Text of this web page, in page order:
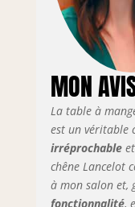
MON
La table à
est un véritable
irréprochableet
chêne Lancelot
à mon salon et,
fonctionnalité,